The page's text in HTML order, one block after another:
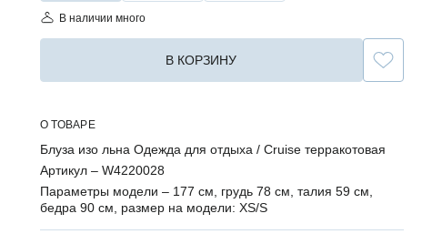
В наличии много
В КОРЗИНУ
О ТОВАРЕ
Блуза изо льна Одежда для отдыха / Cruise терракотовая
Артикул – W4220028
Параметры модели – 177 см, грудь 78 см, талия 59 см,
бедра 90 см, размер на модели: XS/S